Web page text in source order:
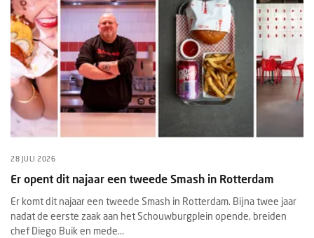
28 JULI 2026
Er opent dit najaar een tweede Smash in Rotterdam
Er komt dit najaar een tweede Smash in Rotterdam. Bijna twee jaar
nadat de eerste zaak aan het Schouwburgplein opende, breiden
chef Diego Buik en mede...